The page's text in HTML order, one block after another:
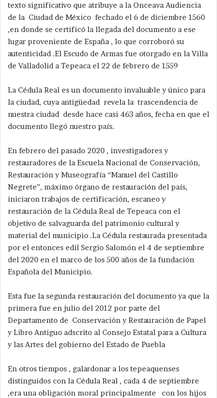
texto significativo que atribuye a la Onceava Audiencia
de la Ciudad de México fechado el 6 de diciembre 1560
,en donde se certificó la llegada del documento a ese
lugar proveniente de España , lo que corroboró su
autenticidad .El Escudo de Armas fue otorgado en la Villa
de Valladolid a Tepeaca el 22 de febrero de 1559
La Cédula Real es un documento invaluable y único para
la ciudad, cuya antigüedad revela la trascendencia de
nuestra ciudad desde hace casi 463 años, fecha en que el
documento llegó nuestro país.
En febrero del pasado 2020 , investigadores y
restauradores de la Escuela Nacional de Conservación,
Restauración y Museografía “Manuel del Castillo
Negrete”, máximo órgano de restauración del país,
iniciaron trabajos de certificación, escaneo y
restauración de la Cédula Real de Tepeaca con el
objetivo de salvaguarda del patrimonio cultural y
material del municipio .La Cédula restaurada presentada
por el entonces edil Sergio Salomón el 4 de septiembre
del 2020 en el marco de los 500 años de la fundación
Española del Municipio.
Esta fue la segunda restauración del documento ya que la
primera fue en julio del 2012 por parte del
Departamento de Conservación y Restauración de Papel
y Libro Antiguo adscrito al Consejo Estatal para a Cultura
y las Artes del gobierno del Estado de Puebla
En otros tiempos , galardonar a los tepeaquenses
distinguidos con la Cédula Real , cada 4 de septiembre
,era una obligación moral principalmente con los hijos